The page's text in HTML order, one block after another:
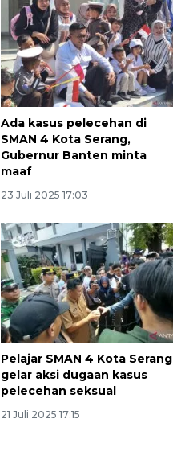
Ada kasus pelecehan di
SMAN 4 Kota Serang,
Gubernur Banten minta
maaf
23 Juli 2025 17:03
Pelajar SMAN 4 Kota Serang
gelar aksi dugaan kasus
pelecehan seksual
21 Juli 2025 17:15